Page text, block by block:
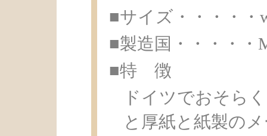
■サイズ・・・・・
■製造国・・・・・
■特 徴
ドイツでおそら
と厚紙と紙製の